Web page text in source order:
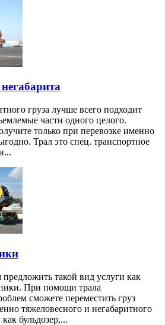
груза лучше всего подходит
части одного целого.
только при перевозке именно
Трал это спец. транспортное
такой вид услуги как
При помощи трала
сможете переместить груз
тяжеловесного и негабаритного
бульдозер,...